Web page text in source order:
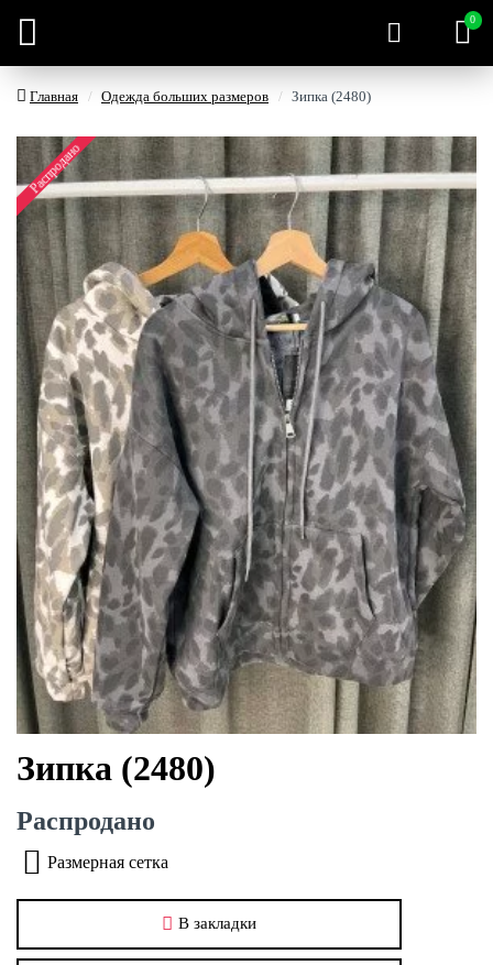
0
Главная Одежда больших размеров Зипка (2480)
Распродано
Зипка (2480)
Распродано
В закладки
Размерная сетка